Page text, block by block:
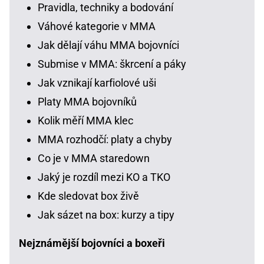
Pravidla, techniky a bodování
Váhové kategorie v MMA
Jak dělají váhu MMA bojovníci
Submise v MMA: škrcení a páky
Jak vznikají karfiolové uši
Platy MMA bojovníků
Kolik měří MMA klec
MMA rozhodčí: platy a chyby
Co je v MMA staredown
Jaký je rozdíl mezi KO a TKO
Kde sledovat box živě
Jak sázet na box: kurzy a tipy
Nejznámější bojovníci a boxeři